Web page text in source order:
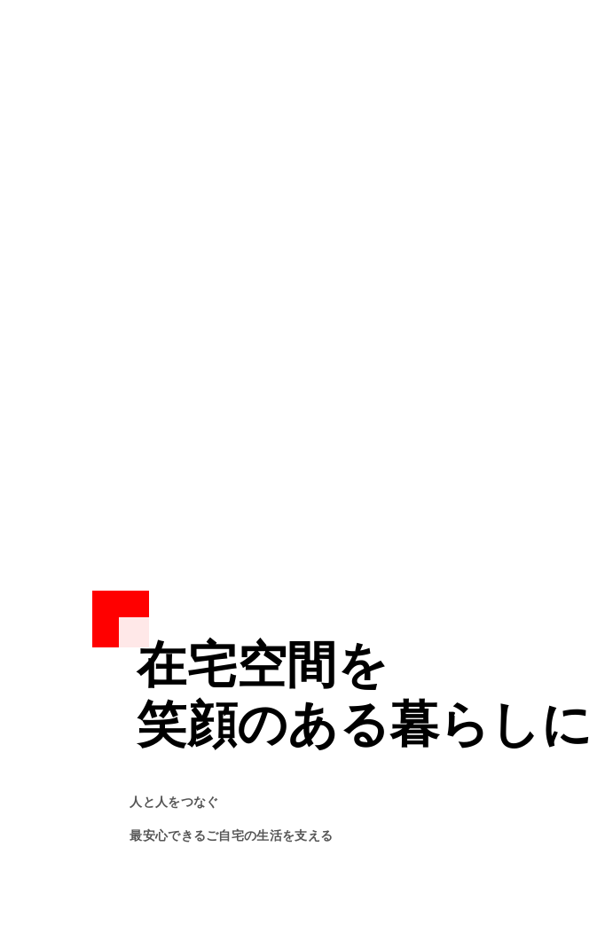
在宅空間を
笑顔のある暮らしに
人と人をつなぐ
最安心できるご自宅の生活を支える
在宅空間を
笑顔のある暮らしに
人と人をつなぐ
安心できるご自宅の生活を支える
在宅空間を
笑顔のある暮らしに
人と人をつなぐ
安心できるご自宅の生活を支える